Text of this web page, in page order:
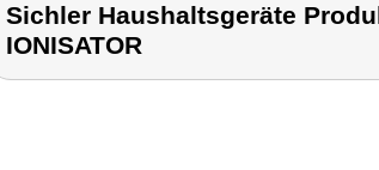
Sichler Haushaltsgeräte
IONISATOR